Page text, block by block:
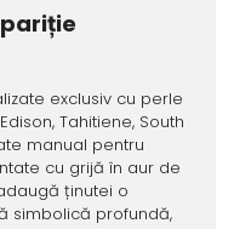
exclusiv cu perle
Tahitiene, South
manual pentru
cu grijă în aur de
ținutei o
simbolică profundă,